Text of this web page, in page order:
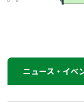
リット】 毎回の返
は、一部繰上返済
によりご融資残高
必要となります。
※次のいずれかに該
ニュース・イベ